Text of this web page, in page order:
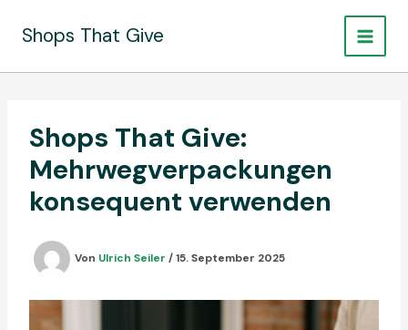
InhaltShops That Give
Shops That Give:
Mehrwegverpackungen
konsequent verwenden
Von Ulrich Seiler /15. September 2025